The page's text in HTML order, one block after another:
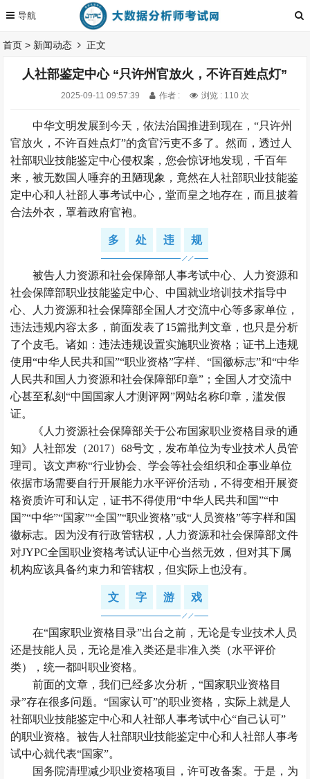
首页 > 新闻动态 正文
人社部鉴定中心 “只许州官放火，不许百姓点灯”
2025-09-11 09:57:39 作者 : 浏览 : 110 次
中华文明发展到今天，依法治国推进到现在，“只许州
官放火，不许百姓点灯”的贪官污吏不多了。然而，透过人
社部职业技能鉴定中心侵权案，您会惊讶地发现，千百年
来，被无数国人唾弃的丑陋现象，竟然在人社部职业技能鉴
定中心和人社部人事考试中心，堂而皇之地存在，而且披着
合法外衣，罩着政府官袍。
多 处 违 规
被告人力资源和社会保障部人事考试中心、人力资源和
社会保障部职业技能鉴定中心、中国就业培训技术指导中
心、人力资源和社会保障部全国人才交流中心等多家单位，
违法违规内容太多，前面发表了15篇批判文章，也只是分析
了个皮毛。诸如：违法违规设置实施职业资格；证书上违规
使用“中华人民共和国”“职业资格”字样、“国徽标志”和“中华
人民共和国人力资源和社会保障部印章”；全国人才交流中
心甚至私刻“中国国家人才测评网”网站名称印章，滥发假
证。
《人力资源社会保障部关于公布国家职业资格目录的通
知》人社部发（2017）68号文，发布单位为专业技术人员管
理司。该文声称“行业协会、学会等社会组织和企事业单位
依据市场需要自行开展能力水平评价活动，不得变相开展资
格资质许可和认定，证书不得使用“中华人民共和国”“中
国”“中华”“国家”“全国”“职业资格”或“人员资格”等字样和国
徽标志。因为没有行政管辖权，人力资源和社会保障部文件
对JYPC全国职业资格考试认证中心当然无效，但对其下属
机构应该具备约束力和管辖权，但实际上也没有。
文 字 游 戏
在“国家职业资格目录”出台之前，无论是专业技术人员
还是技能人员，无论是准入类还是非准入类（水平评价
类），统一都叫职业资格。
前面的文章，我们已经多次分析，“国家职业资格目
录”存在很多问题。“国家认可”的职业资格，实际上就是人
社部职业技能鉴定中心和人社部人事考试中心“自己认可”
的职业资格。被告人社部职业技能鉴定中心和人社部人事考
试中心就代表“国家”。
国务院清理减少职业资格项目，许可改备案。于是，为